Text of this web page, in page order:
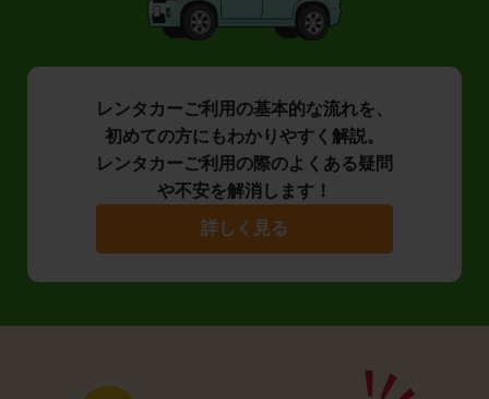
レンタカーご利用の基本的な流れを、
初めての方にもわかりやすく解説。
レンタカーご利用の際のよくある疑問
や不安を解消します！
詳しく見る